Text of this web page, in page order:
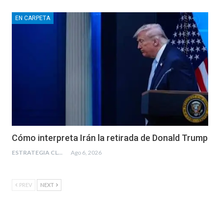
EN CARPETA
Cómo interpreta Irán la retirada de Donald Trump
ESTRATEGIA CLAE Ago 6, 2026
PREV NEXT